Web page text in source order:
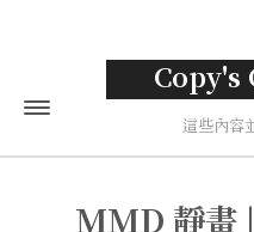
Copy's
這些內容
MMD 靜畫